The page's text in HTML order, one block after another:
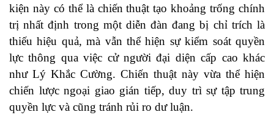
kiện này có thể là chiến thuật tạo khoảng trống chính
trị nhất định trong một diễn đàn đang bị chỉ trích là
thiếu hiệu quả, mà vẫn thể hiện sự kiểm soát quyền
lực thông qua việc cử người đại diện cấp cao khác
như Lý Khắc Cường. Chiến thuật này vừa thể hiện
chiến lược ngoại giao gián tiếp, duy trì sự tập trung
quyền lực và cũng tránh rủi ro dư luận.